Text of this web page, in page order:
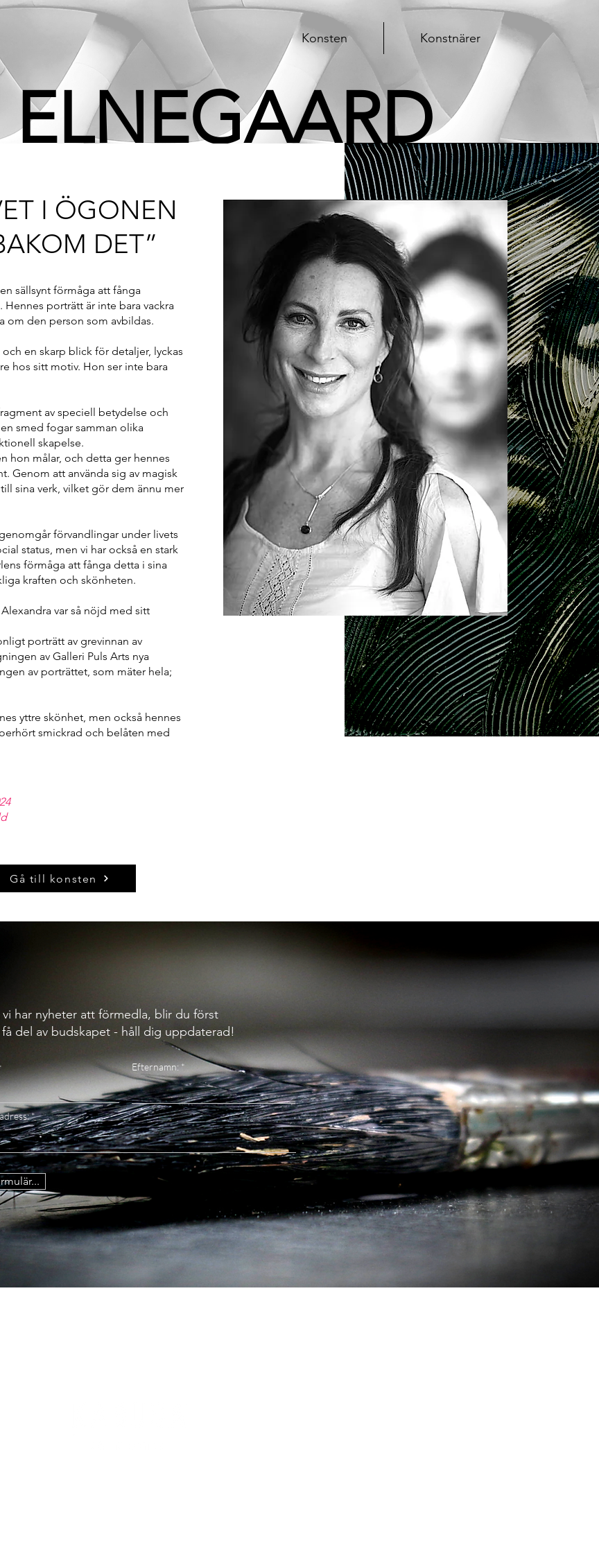
Konsten Konstnärer
I ÖGONEN
DET”
sällsynt förmåga att fånga
Hennes porträtt är inte bara vackra
om den person som avbildas.
en skarp blick för detaljer, lyckas
hos sitt motiv. Hon ser inte bara
av speciell betydelse och
smed fogar samman olika
skapelse.
hon målar, och detta ger hennes
Genom att använda sig av magisk
sina verk, vilket gör dem ännu mer
förvandlingar under livets
status, men vi har också en stark
förmåga att fånga detta i sina
kraften och skönheten.
var så nöjd med sitt
porträtt av grevinnan av
av Galleri Puls Arts nya
av porträttet, som mäter hela;
yttre skönhet, men också hennes
smickrad och belåten med
Gå till konsten
vi har nyheter att förmedla, blir du först
del av budskapet - håll dig uppdaterad!
Efternamn: